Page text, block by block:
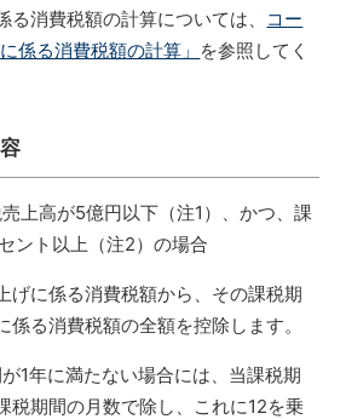
る消費税額の計算については、 コー
係る消費税額の計算」 を参照してく
上高が5億円以下（注1）、かつ、課
ント以上（注2）の場合
げに係る消費税額から、その課税期
係る消費税額の全額を控除します。
1年に満たない場合には、当課税期
税期間の月数で除し、これに12を乗